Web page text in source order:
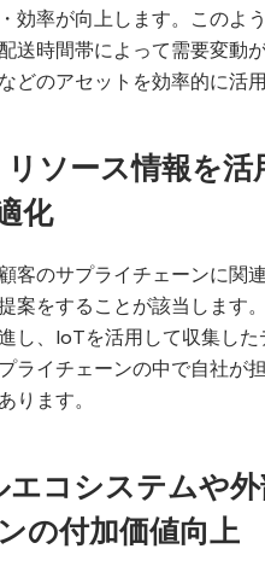
効率が向上します。このよ
送時間帯によって需要変動
どのアセットを効率的に活用
リソース情報を
化
客のサプライチェーンに関
案をすることが該当します
し、IoTを活用して収集し
ライチェーンの中で自社が
ります。
エコシステムや
の付加価値向上